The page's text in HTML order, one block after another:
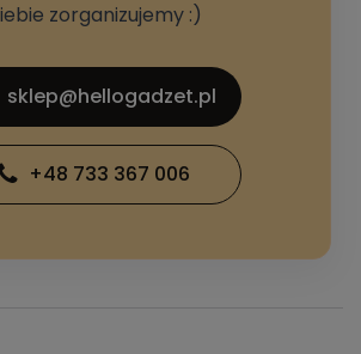
zorganizujemy :)
sklep@hellogadzet.pl
+48 733 367 006